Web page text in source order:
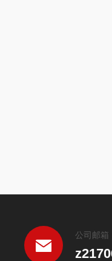
公司邮箱